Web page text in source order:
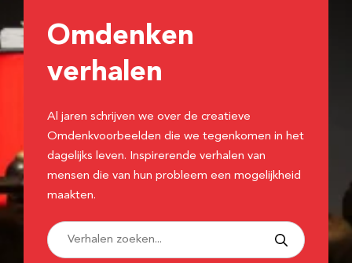
Omdenken
verhalen
Al jaren schrijven we over de creatieve
Omdenkvoorbeelden die we tegenkomen in het
dagelijks leven. Inspirerende verhalen van
mensen die van hun probleem een mogelijkheid
maakten.